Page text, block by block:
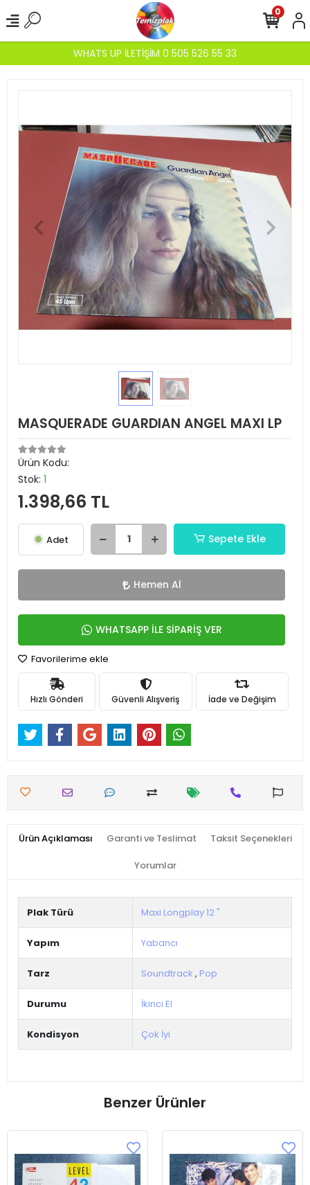
WHATS UP İLETİŞİM 0 505 526 55 33
0
MASQUERADE GUARDIAN ANGEL MAXI LP
Ürün Kodu:
Stok: 1
1.398,66 TL
Adet Sepete Ekle
Hemen Al
WHATSAPP İLE SİPARİŞ VER
Favorilerime ekle
Hızlı Gönderi Güvenli Alışveriş İade ve Değişim
Ürün Açıklaması Garanti ve Teslimat Taksit Seçenekleri
Yorumlar
Plak Türü Maxi Longplay 12 "
Yapım Yabancı
Tarz Soundtrack , Pop
Durumu İkinci El
Kondisyon Çok İyi
Benzer Ürünler